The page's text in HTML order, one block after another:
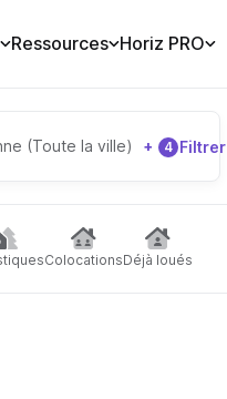
Ressources Horiz PRO
(Toute la ville) + 4 Filtrer
ColocationsDéjà loués